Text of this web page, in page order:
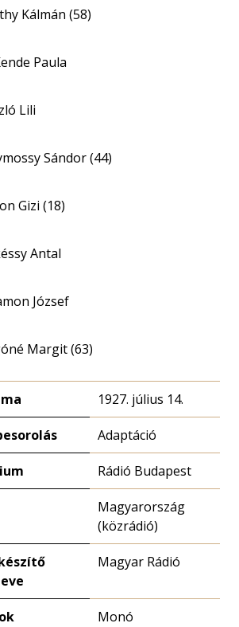
Kálmán (58)
Paula
Lili
Sándor (44)
Gizi (18)
Antal
József
Margit (63)
1927. július 14.
Adaptáció
Rádió Budapest
Magyarország
(közrádió)
Magyar Rádió
Monó